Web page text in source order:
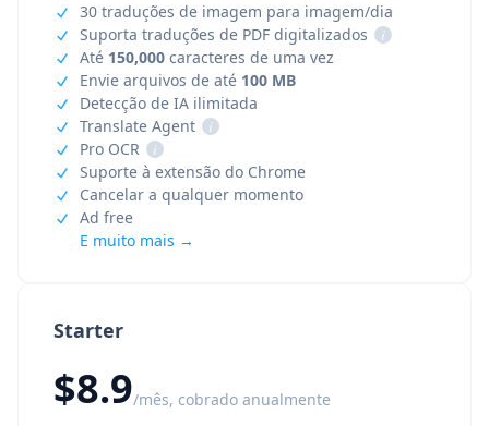
Starter
$8.9/mês, cobrado anualmente
30 traduções de imagem para imagem/dia
Suporta traduções de PDF digitalizados
i
Até 150,000 caracteres de uma vez
Envie arquivos de até 100 MB
Detecção de IA ilimitada
Translate Agent
i
Pro OCR
i
Suporte à extensão do Chrome
Cancelar a qualquer momento
Ad free
E muito mais →